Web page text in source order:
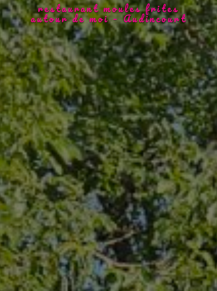
restaurant moules frites
autour de moi – Audincourt